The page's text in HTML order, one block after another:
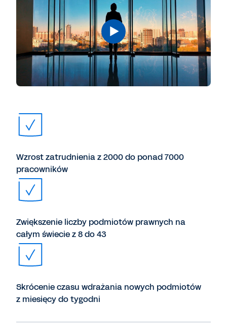
Wzrost zatrudnienia z 2000 do ponad 7000
pracowników
Zwiększenie liczby podmiotów prawnych na
całym świecie z 8 do 43
Skrócenie czasu wdrażania nowych podmiotów
z miesięcy do tygodni